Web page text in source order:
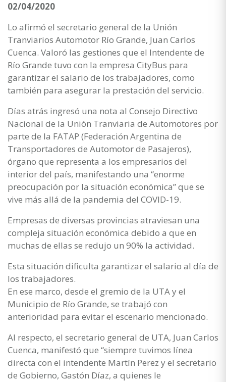
02/04/2020
Lo afirmó el secretario general de la Unión
Tranviarios Automotor Río Grande, Juan Carlos
Cuenca. Valoró las gestiones que el Intendente de
Río Grande tuvo con la empresa CityBus para
garantizar el salario de los trabajadores, como
también para asegurar la prestación del servicio.
Días atrás ingresó una nota al Consejo Directivo
Nacional de la Unión Tranviaria de Automotores por
parte de la FATAP (Federación Argentina de
Transportadores de Automotor de Pasajeros),
órgano que representa a los empresarios del
interior del país, manifestando una “enorme
preocupación por la situación económica” que se
vive más allá de la pandemia del COVID-19.
Empresas de diversas provincias atraviesan una
compleja situación económica debido a que en
muchas de ellas se redujo un 90% la actividad.
Esta situación dificulta garantizar el salario al día de
los trabajadores.
En ese marco, desde el gremio de la UTA y el
Municipio de Río Grande, se trabajó con
anterioridad para evitar el escenario mencionado.
Al respecto, el secretario general de UTA, Juan Carlos
Cuenca, manifestó que “siempre tuvimos línea
directa con el intendente Martín Perez y el secretario
de Gobierno, Gastón Díaz, a quienes le